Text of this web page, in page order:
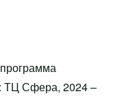
ТЦ Сфера, 2024 –